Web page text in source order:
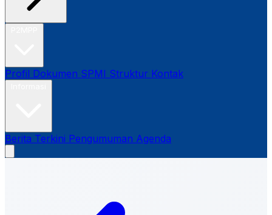
Profil Dokumen SPMI Struktur Kontak
Berita Terkini Pengumuman Agenda